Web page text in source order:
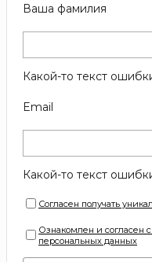
Ваша фамилия
Какой-то текст
Email
Какой-то текст
Согласен получать
Ознакомлен и согласен
персональных данных